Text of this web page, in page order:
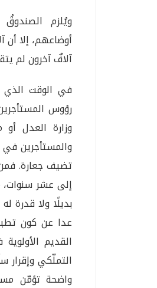
ويُلزم
أوضاعهم، إلا أن
آلافٌ آخرون لم
في الوقت الذي
رؤوس
وزارة العدل
والمستأجرين
إلى عشر
بديلًا ولا قدرة
عدا عن كون
القديم
التملّكي
واضحة تؤمّن